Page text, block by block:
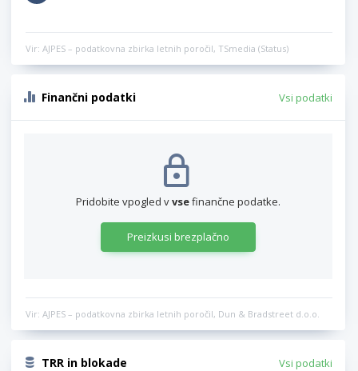
Vir: AJPES – podatkovna zbirka letnih poročil, TSmedia (Status)
Finančni podatki Vsi podatki
Pridobite vpogled vvsefinančne podatke.
Preizkusi brezplačno
Vir: AJPES – podatkovna zbirka letnih poročil, Dun & Bradstreet d.o.o.
TRR in blokade Vsi podatki